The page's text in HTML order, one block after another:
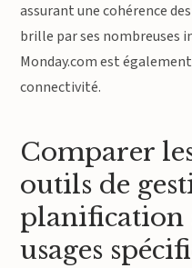
assurant une cohérence
brille par ses nombreuses
Monday.com est
connectivité.
Comparer
outils de
planification
usages